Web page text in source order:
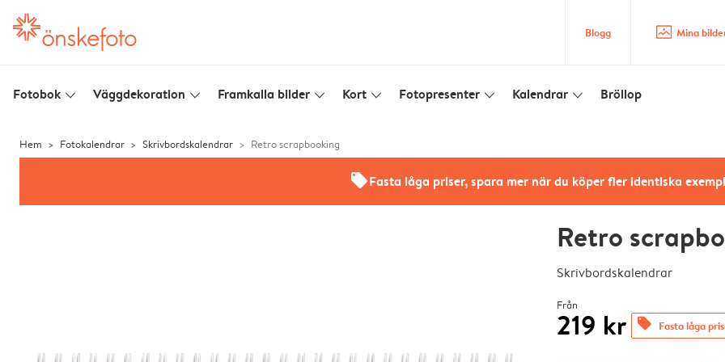
Blogg image_placeholder Mina
Fotobok slim_arrow_down Väggdekoration slim_arrow_down Framkalla bilder slim_arrow_down Kort slim_arrow_down Fotopresenter slim_arrow_down Kalendrar slim_arrow_down Bröllop
Hem Fotokalendrar Skrivbordskalendrar Retro scrapbooking
offersFasta låga priser, spara mer när du köper fler identiska
Retro
Skrivbordskalendrar
Från
219 kr offers Fasta låga